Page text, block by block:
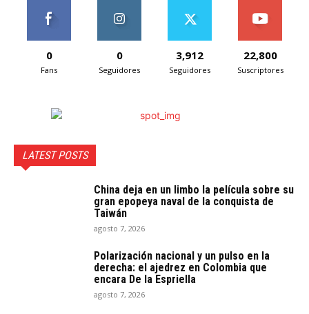
0
Fans
0
Seguidores
3,912
Seguidores
22,800
Suscriptores
LATEST POSTS
China deja en un limbo la película sobre su
gran epopeya naval de la conquista de
Taiwán
agosto 7, 2026
Polarización nacional y un pulso en la
derecha: el ajedrez en Colombia que
encara De la Espriella
agosto 7, 2026